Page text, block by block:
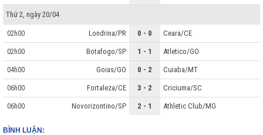
Thứ 2, ngày 20/04
02h00 Londrina/PR 0 - 0 Ceara/CE
02h00 Botafogo/SP 1 - 1 Atletico/GO
04h00 Goias/GO 0 - 2 Cuiaba/MT
06h00 Fortaleza/CE 3 - 2 Criciuma/SC
06h00 Novorizontino/SP 2 - 1 Athletic Club/MG
BÌNH LUẬN: